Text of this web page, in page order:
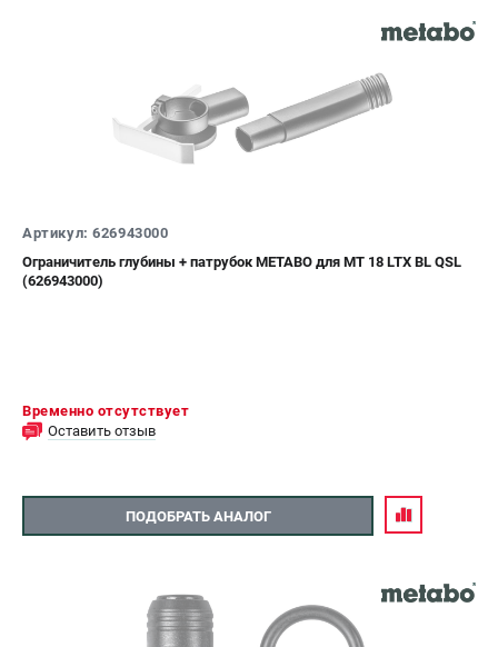
Артикул: 626943000
Ограничитель глубины + патрубок METABO для MT 18 LTX BL QSL
(626943000)
Временно отсутствует
Оставить отзыв
ПОДОБРАТЬ АНАЛОГ